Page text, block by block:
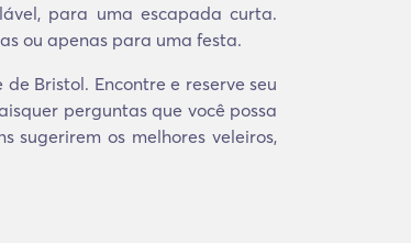
para uma escapada curta.
ou apenas para uma festa.
Bristol. Encontre e reserve seu
perguntas que você possa
sugerirem os melhores veleiros,